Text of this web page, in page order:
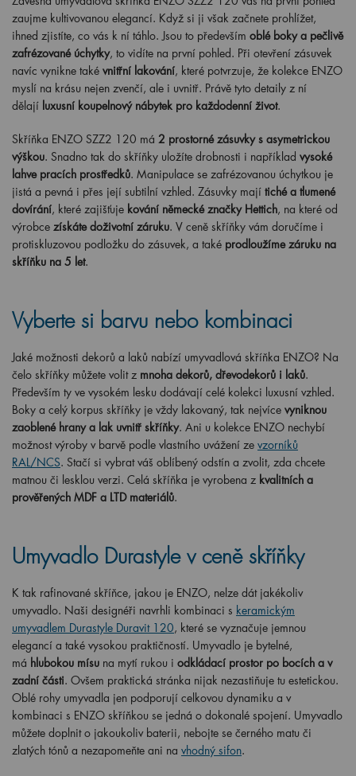
zaujme kultivovanou elegancí. Když si ji však začnete prohlížet,
ihned zjistíte, co vás k ní táhlo. Jsou to především oblé boky a pečlivě
zafrézované úchytky, to vidíte na první pohled. Při otevření zásuvek
navíc vynikne také vnitřní lakování, které potvrzuje, že kolekce ENZO
myslí na krásu nejen zvenčí, ale i uvnitř. Právě tyto detaily z ní
dělají luxusní koupelnový nábytek pro každodenní život.
Skříňka ENZO SZZ2 120 má 2 prostorné zásuvky s asymetrickou
výškou. Snadno tak do skříňky uložíte drobnosti i například vysoké
lahve pracích prostředků. Manipulace se zafrézovanou úchytkou je
jistá a pevná i přes její subtilní vzhled. Zásuvky mají tiché a tlumené
dovírání, které zajišťuje kování německé značky Hettich, na které od
výrobce získáte doživotní záruku. V ceně skříňky vám doručíme i
protiskluzovou podložku do zásuvek, a také prodloužíme záruku na
skříňku na 5 let.
Vyberte si barvu nebo kombinaci
Jaké možnosti dekorů a laků nabízí umyvadlová skříňka ENZO? Na
čelo skříňky můžete volit z mnoha dekorů, dřevodekorů i laků.
Především ty ve vysokém lesku dodávají celé kolekci luxusní vzhled.
Boky a celý korpus skříňky je vždy lakovaný, tak nejvíce vyniknou
zaoblené hrany a lak uvnitř skříňky. Ani u kolekce ENZO nechybí
možnost výroby v barvě podle vlastního uvážení ze vzorníků
RAL/NCS. Stačí si vybrat váš oblíbený odstín a zvolit, zda chcete
matnou či lesklou verzi. Celá skříňka je vyrobena z kvalitních a
prověřených MDF a LTD materiálů.
Umyvadlo Durastyle v ceně skříňky
K tak rafinované skříňce, jakou je ENZO, nelze dát jakékoliv
umyvadlo. Naši designéři navrhli kombinaci s keramickým
umyvadlem Durastyle Duravit 120, které se vyznačuje jemnou
elegancí a také vysokou praktičností. Umyvadlo je bytelné,
má hlubokou mísu na mytí rukou i odkládací prostor po bocích a v
zadní části. Ovšem praktická stránka nijak nezastiňuje tu estetickou.
Oblé rohy umyvadla jen podporují celkovou dynamiku a v
kombinaci s ENZO skříňkou se jedná o dokonalé spojení. Umyvadlo
můžete doplnit o jakoukoliv baterii, nebojte se černého matu či
zlatých tónů a nezapomeňte ani na vhodný sifon.